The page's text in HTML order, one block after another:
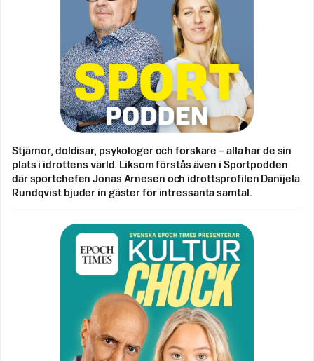
Stjärnor, doldisar, psykologer och forskare – alla har de sin
plats i idrottens värld. Liksom förstås även i Sportpodden
där sportchefen Jonas Arnesen och idrottsprofilen Danijela
Rundqvist bjuder in gäster för intressanta samtal.